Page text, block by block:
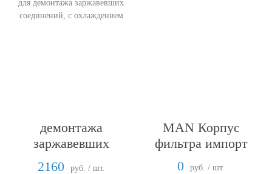
демонтажа
заржавевших
соединений, с
2160 руб. / шт.
MAN Корпус
фильтра импорт
0
руб. / шт.